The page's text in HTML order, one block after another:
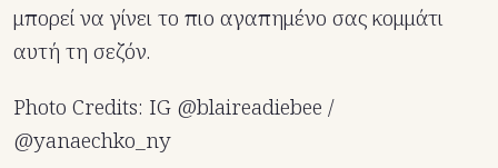
μπορεί να γίνει το πιο αγαπημένο σας κομμάτι
αυτή τη σεζόν.
Photo Credits: IG @blaireadiebee /
@yanaechko_ny